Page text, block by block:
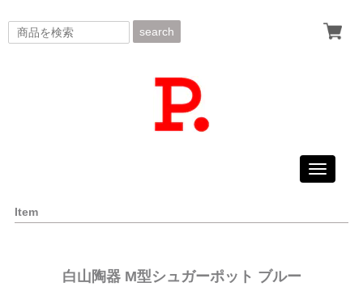
search
Toggle
Item
白山陶器 M型シュガーポット ブルー